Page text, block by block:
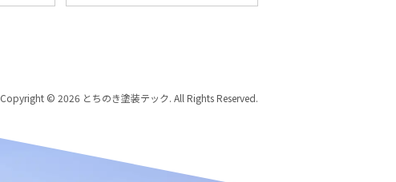
Copyright © 2026 とちのき塗装テック. All Rights Reserved.